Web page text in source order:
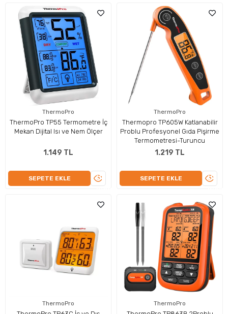
ThermoPro
ThermoPro TP55 Termometre İç
Mekan Dijital Isı ve Nem Ölçer
1.149 TL
SEPETE EKLE
ÜRÜNÜ
ThermoPro
Thermopro TP605W Katlanabilir
Problu Profesyonel Gıda Pişirme
Termometresi-Turuncu
1.219 TL
SEPETE EKLE
ThermoPro ThermoPro